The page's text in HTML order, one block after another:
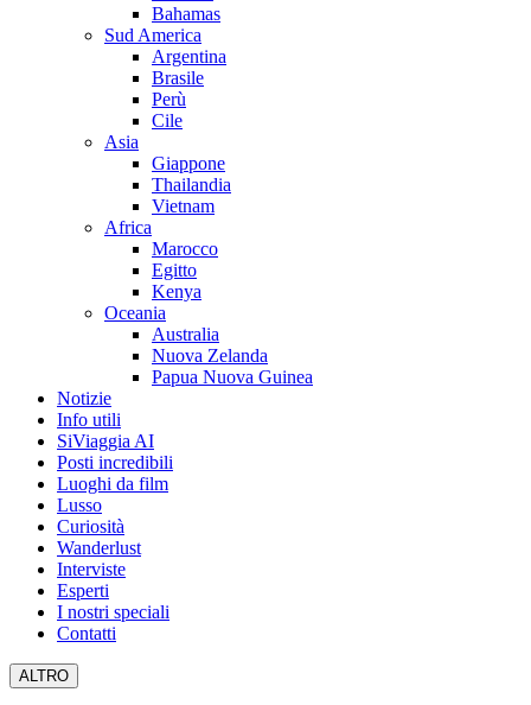
Bahamas
Sud America
Argentina
Brasile
Perù
Cile
Asia
Giappone
Thailandia
Vietnam
Africa
Marocco
Egitto
Kenya
Oceania
Australia
Nuova Zelanda
Papua Nuova Guinea
Notizie
Info utili
SiViaggia AI
Posti incredibili
Luoghi da film
Lusso
Curiosità
Wanderlust
Interviste
Esperti
I nostri speciali
Contatti
ALTRO